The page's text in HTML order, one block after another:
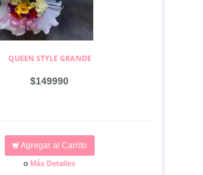
QUEEN STYLE GRANDE
$149990
Agregar al Carrito
o Más Detalles